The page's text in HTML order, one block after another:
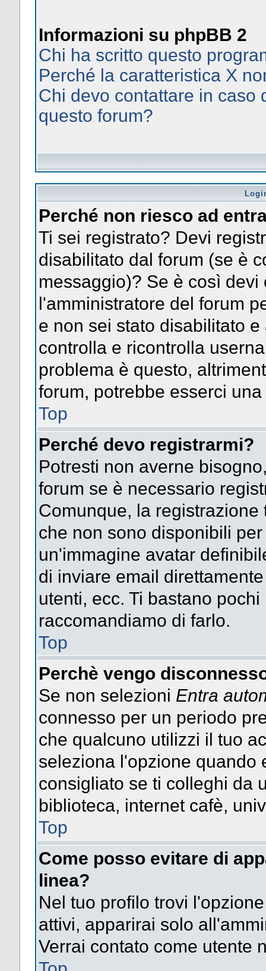
Informazioni su phpBB 2
Chi ha scritto questo
Perché la caratteristica X
Chi devo contattare in caso
questo forum?
Perché non riesco ad
Ti sei registrato? Devi
disabilitato dal forum (se è
messaggio)? Se è così
l'amministratore del forum
e non sei stato disabilitato
controlla e ricontrolla
problema è questo,
forum, potrebbe esserci
Top
Perché devo registrarmi?
Potresti non averne
forum se è necessario
Comunque, la
che non sono disponibili
un'immagine avatar
di inviare email
utenti, ecc. Ti bastano
raccomandiamo di farlo.
Top
Perchè vengo
Se non selezioni Entra
connesso per un periodo
che qualcuno utilizzi il tuo
seleziona l'opzione quando
consigliato se ti colleghi da
biblioteca, internet cafè,
Top
Come posso evitare di
linea?
Nel tuo profilo trovi
attivi, apparirai solo
Verrai contato come utente